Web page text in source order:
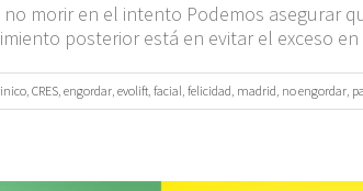
morir en el intento Podemos
posterior está en evitar el exceso
, CRES, engordar, evolift, facial, felicidad, madrid, no engordar,